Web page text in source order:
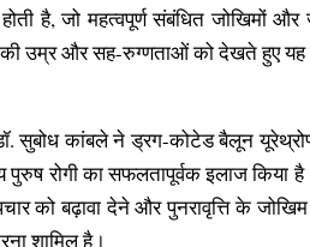
होती है, जो महत्वपूर्ण संबंधित
की उम्र और सह-रुग्णताओं को देखते हुए यह
डॉ. सुबोध कांबले ने ड्रग-कोटेड बैलून
रोगी का सफलतापूर्वक इलाज किया
को बढ़ावा देने और पुनरावृत्ति के
शामिल है।